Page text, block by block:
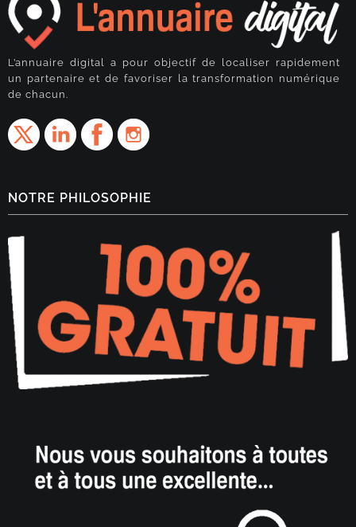
L’annuaire digital a pour objectif de localiser rapidement
un partenaire et de favoriser la transformation numérique
de chacun.
NOTRE PHILOSOPHIE